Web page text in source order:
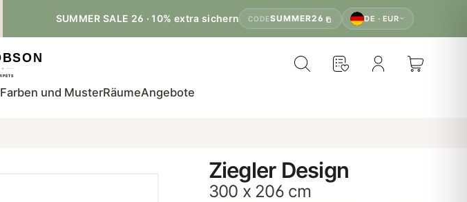
SUMMER SALE 26 · 10% extra sichern
CODESUMMER26 DE · EUR
Farben und MusterRäumeAngebote
Ziegler Design
300 x 206 cm